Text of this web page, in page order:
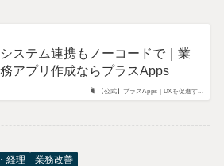
【公式】プラスApps | DXを促進す...
システム連携もノーコードで｜業
務アプリ作成ならプラスApps
経理 業務改善